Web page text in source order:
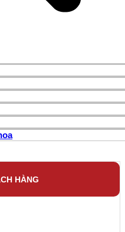
HÀNG